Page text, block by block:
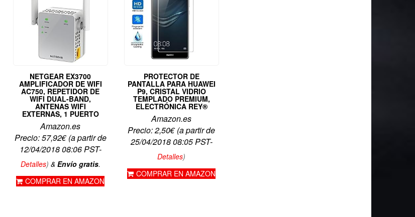
NETGEAR EX3700
AMPLIFICADOR DE WIFI
AC750, REPETIDOR DE
WIFI DUAL-BAND,
ANTENAS WIFI
EXTERNAS, 1 PUERTO
Amazon.es
Precio:57,92€(a partir de
12/04/2018 08:06 PST-
Detalles) & Envío gratis.
COMPRAR EN AMAZON
PROTECTOR DE
PANTALLA PARA HUAWEI
P9, CRISTAL VIDRIO
TEMPLADO PREMIUM,
ELECTRÓNICA REY®
Amazon.es
Precio:2,50€(a partir de
25/04/2018 08:05 PST-
Detalles)
COMPRAR EN AMAZON